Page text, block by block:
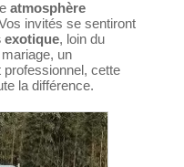
atmosphère
invités se sentiront
exotique, loin du
un
cette
la différence.